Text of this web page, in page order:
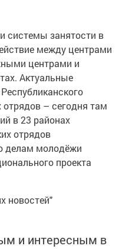
системы занятости в
между центрами
центрами и
Актуальные
отрядов – сегодня там
в 23 районах
отрядов
делам молодёжи
проекта
новостей"
и интересным в